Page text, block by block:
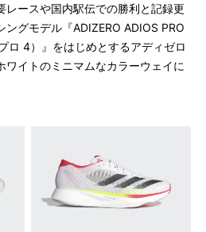
レースや国内駅伝での勝利と記録更
グモデル『ADIZERO ADIOS PRO
ロ 4）』をはじめとするアディゼロ
ワイトのミニマムなカラーウェイに